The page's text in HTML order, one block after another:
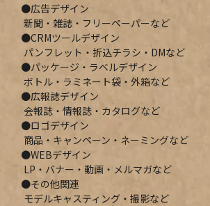
広告デザイン
新聞・雑誌・フリーペーパーなど
CRMツールデザイン
パンフレット・折込チラシ・DMなど
パッケージ・ラベルデザイン
ボトル・ラミネート袋・外箱など
広報誌デザイン
会報誌・情報誌・カタログなど
ロゴデザイン
商品・キャンペーン・ネーミングなど
WEBデザイン
LP・バナー・動画・メルマガなど
その他関連
モデルキャスティング・撮影など